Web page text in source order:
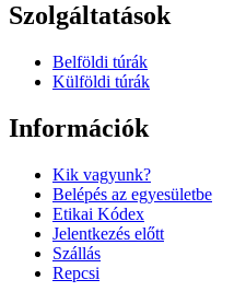
Szolgáltatások
Belföldi túrák
Külföldi túrák
Információk
Kik vagyunk?
Belépés az egyesületbe
Etikai Kódex
Jelentkezés előtt
Szállás
Repcsi